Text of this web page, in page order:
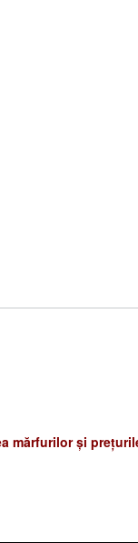
mărfurilor și